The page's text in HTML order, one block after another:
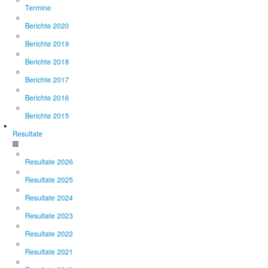
Termine
Berichte 2020
Berichte 2019
Berichte 2018
Berichte 2017
Berichte 2016
Berichte 2015
Resultate
Resultate 2026
Resultate 2025
Resultate 2024
Resultate 2023
Resultate 2022
Resultate 2021